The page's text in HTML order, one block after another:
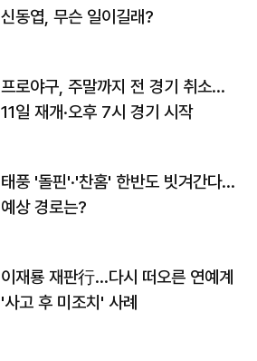
신동엽, 무슨 일이길래?
프로야구, 주말까지 전 경기 취소…
11일 재개·오후 7시 경기 시작
태풍 '돌핀'·'찬홈' 한반도 빗겨간다…
예상 경로는?
이재룡 재판行…다시 떠오른 연예계
'사고 후 미조치' 사례